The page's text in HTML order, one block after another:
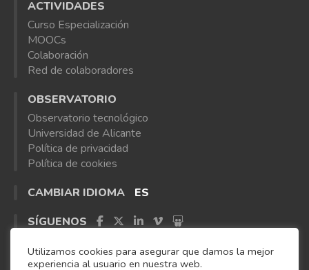
ACTIVIDADES
Curso Especialización
MOOCs
Colaboración
Red de colaboradores
OBSERVATORIO
Observatorio tecnológico
Universidad de Alicante
Política de privacidad
Política de cookies
CAMBIAR IDIOMA
ES
SÍGUENOS
Utilizamos cookies para asegurar que damos la mejor
experiencia al usuario en nuestra web.